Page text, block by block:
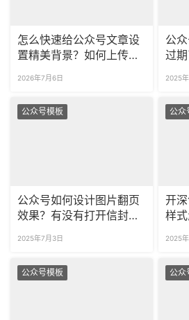
怎么快速给公众号文章设
置精美背景？如何上传自
2026年7月6日
公
过
2025
公众号模板
公众号如何设计图片翻页
效果？有没有打开信封的
2025年7月3日
公众
开
样
2025
公众号模板 公众